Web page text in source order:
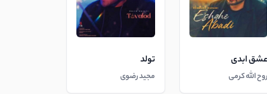
عشق ابدی
روح الله کرمی
تولد
مجید رضوی